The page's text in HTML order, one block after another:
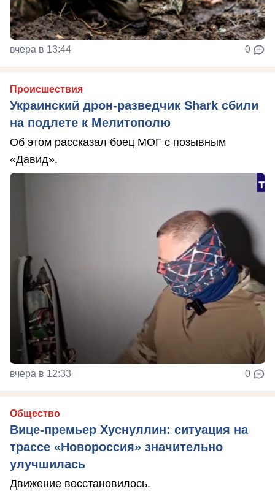
вчера в 13:44 0
Происшествия
Украинский дрон-разведчик Shark сбили
на подлете к Мелитополю
Об этом рассказал боец МОГ с позывным
«Давид».
вчера в 12:33 0
Общество
Вице-премьер Хуснуллин: ситуация на
трассе «Новороссия» значительно
улучшилась
Движение восстановилось.